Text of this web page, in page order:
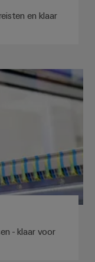
en klaar
eindrails
- klaar voor